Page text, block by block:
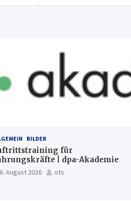
BILDER
für
| dpa-Akademie
6. August 2026 ots